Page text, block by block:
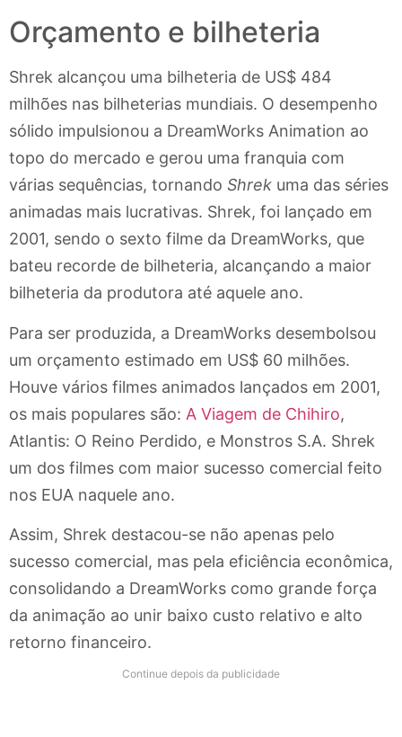
Orçamento e bilheteria
Shrek alcançou uma bilheteria de US$ 484
milhões nas bilheterias mundiais. O desempenho
sólido impulsionou a DreamWorks Animation ao
topo do mercado e gerou uma franquia com
várias sequências, tornando Shrek uma das séries
animadas mais lucrativas. Shrek, foi lançado em
2001, sendo o sexto filme da DreamWorks, que
bateu recorde de bilheteria, alcançando a maior
bilheteria da produtora até aquele ano.
Para ser produzida, a DreamWorks desembolsou
um orçamento estimado em US$ 60 milhões.
Houve vários filmes animados lançados em 2001,
os mais populares são: A Viagem de Chihiro,
Atlantis: O Reino Perdido, e Monstros S.A. Shrek
um dos filmes com maior sucesso comercial feito
nos EUA naquele ano.
Assim, Shrek destacou-se não apenas pelo
sucesso comercial, mas pela eficiência econômica,
consolidando a DreamWorks como grande força
da animação ao unir baixo custo relativo e alto
retorno financeiro.
Continue depois da publicidade